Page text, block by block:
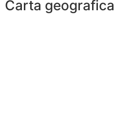
Carta geografica